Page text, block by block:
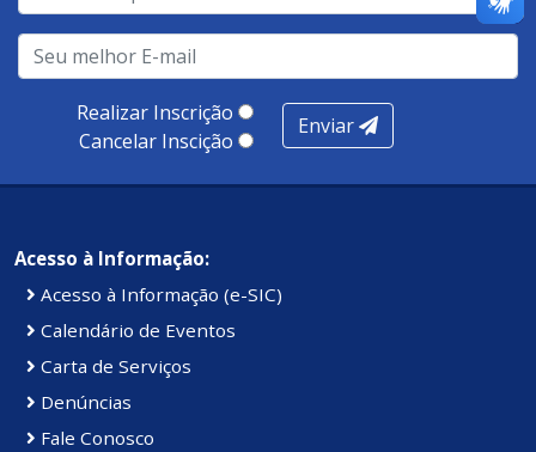
infraestrutura, presença digital e cobertura e
produtividade. Somados, todos as categorias totalizam
Kennedy.Realizar Inscrição
Cancelar Inscição
Enviar
Acesso à Informação:
Acesso à Informação (e-SIC)
Calendário de Eventos
Carta de Serviços
Denúncias
Fale Conosco